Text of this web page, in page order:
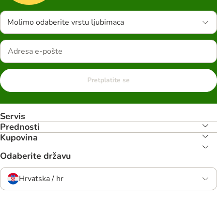
Molimo odaberite vrstu ljubimaca
Pretplatite se
Servis
Prednosti
Kupovina
Odaberite državu
Hrvatska / hr